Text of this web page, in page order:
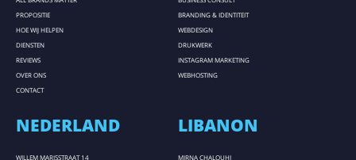
PROPOSITIE
HOE WIJ HELPEN
DIENSTEN
REVIEWS
OVER ONS
CONTACT
BRANDING & IDENTITEIT
WEBDESIGN
DRUKWERK
INSTAGRAM MARKETING
WEBHOSTING
NEDERLAND
WILLEM MARISSTRAAT 14
LIBANON
MIRNA CHALOUHI